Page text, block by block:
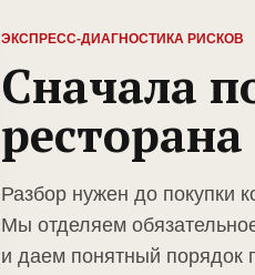
ЭКСПРЕСС-ДИАГНОСТИКА РИСКОВ
Сначала
ресторана
Разбор нужен до покупки
Мы отделяем
и даем понятный порядок